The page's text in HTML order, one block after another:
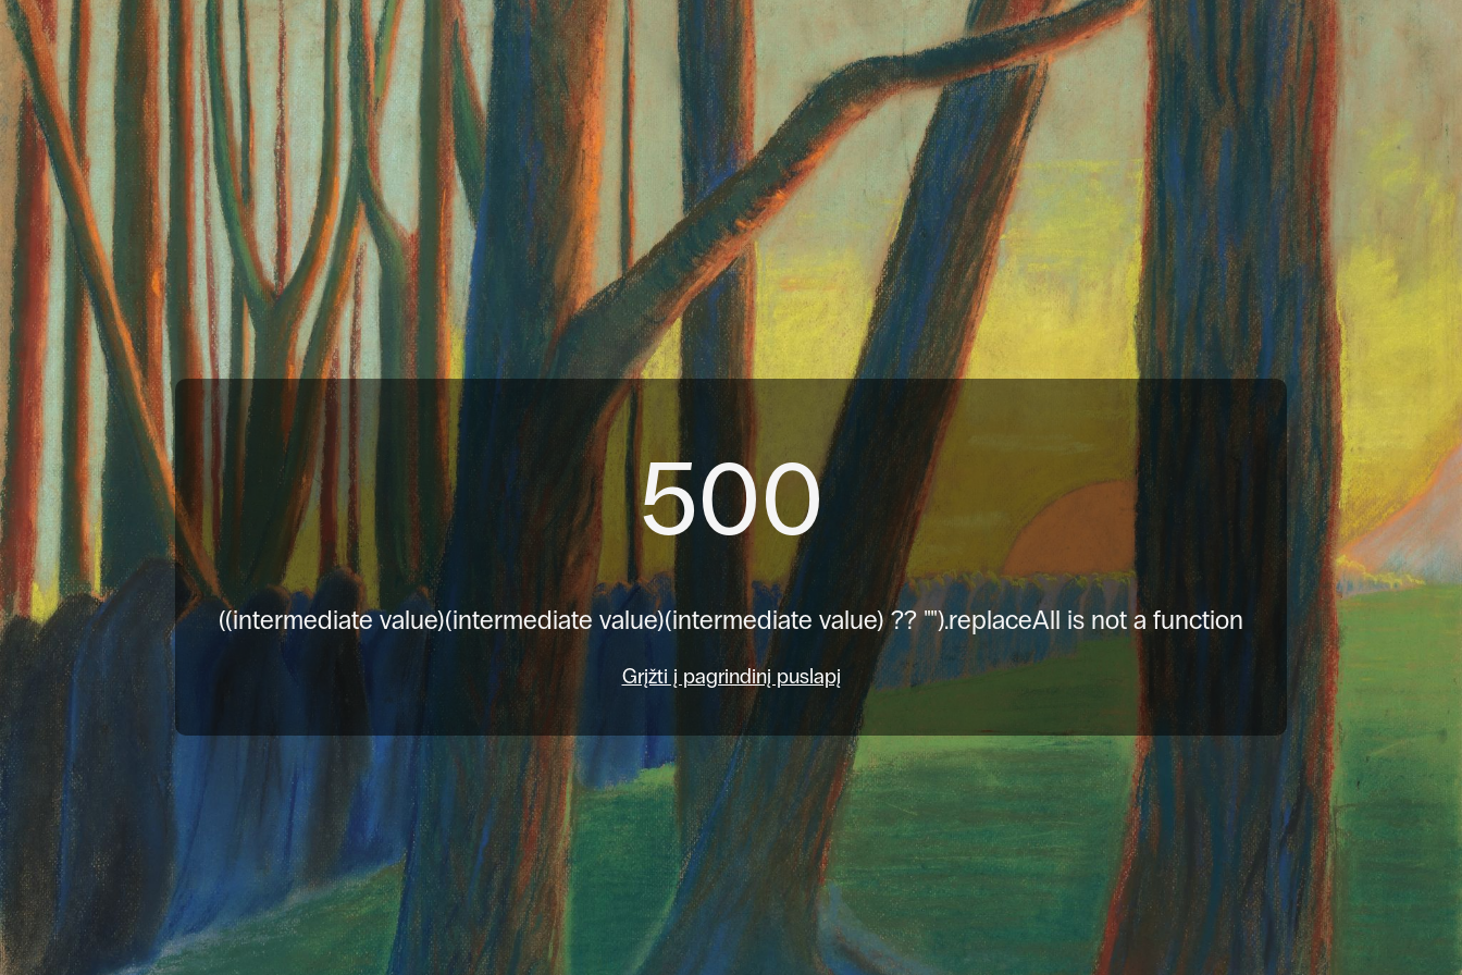
500
((intermediate value)(intermediate value)(intermediate value) ?? "").replaceAll is not a function
Grįžti į pagrindinį puslapį